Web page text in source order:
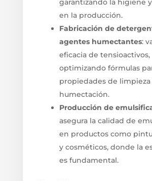
garantizando la higiene
en la producción.
Fabricación de
agentes humectantes:
eficacia de tensioactivos,
optimizando fórmulas
propiedades de limpieza
humectación.
Producción de
asegura la calidad de
en productos como
y cosméticos, donde la
es fundamental.